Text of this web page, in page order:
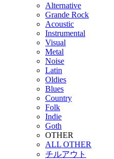
Alternative
Grande Rock
Acoustic
Instrumental
Visual
Metal
Noise
Latin
Oldies
Blues
Country
Folk
Indie
Goth
OTHER
ALL OTHER
チルアウト